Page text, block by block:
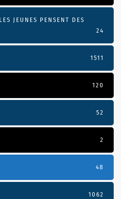
JEUNES PENSENT DES
24
1511
120
52
2
48
1062